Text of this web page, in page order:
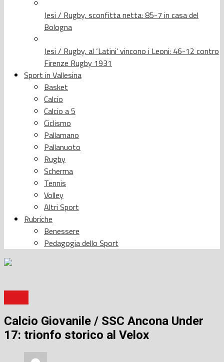
Jesi / Rugby, sconfitta netta: 85-7 in casa del
Bologna
Jesi / Rugby, al ‘Latini’ vincono i Leoni: 46-12 contro
Firenze Rugby 1931
Sport in Vallesina
Basket
Calcio
Calcio a 5
Ciclismo
Pallamano
Pallanuoto
Rugby
Scherma
Tennis
Volley
Altri Sport
Rubriche
Benessere
Pedagogia dello Sport
Calcio Giovanile / SSC Ancona Under
17: trionfo storico al Velox